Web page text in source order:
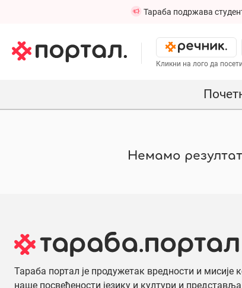
Тараба подржава
Кликни на лого да
Немамо
Тараба портал је продужетак вредности и мисије
наше посвећености језику и култури и